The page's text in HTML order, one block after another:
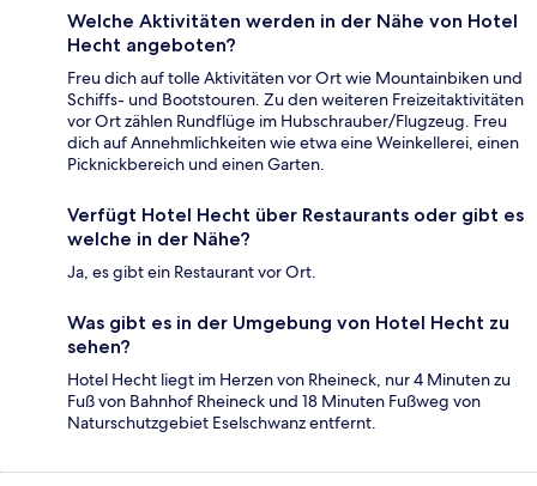
Welche Aktivitäten werden in der Nähe von Hotel
Hecht angeboten?
Freu dich auf tolle Aktivitäten vor Ort wie Mountainbiken und
Schiffs- und Bootstouren. Zu den weiteren Freizeitaktivitäten
vor Ort zählen Rundflüge im Hubschrauber/Flugzeug. Freu
dich auf Annehmlichkeiten wie etwa eine Weinkellerei, einen
Picknickbereich und einen Garten.
Verfügt Hotel Hecht über Restaurants oder gibt es
welche in der Nähe?
Ja, es gibt ein Restaurant vor Ort.
Was gibt es in der Umgebung von Hotel Hecht zu
sehen?
Hotel Hecht liegt im Herzen von Rheineck, nur 4 Minuten zu
Fuß von Bahnhof Rheineck und 18 Minuten Fußweg von
Naturschutzgebiet Eselschwanz entfernt.